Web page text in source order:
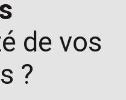
de vos
?